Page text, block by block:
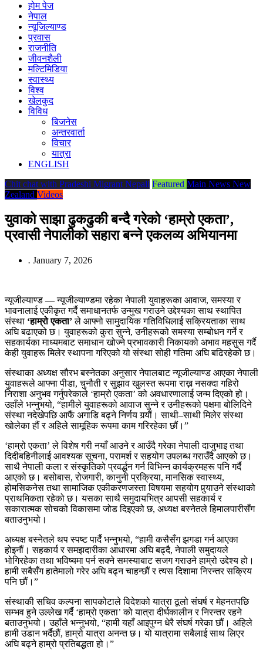
होम पेज
नेपाल
न्यूजिल्याण्ड
प्रवास
राजनीति
जीवनशैली
मल्टिमिडिया
स्वास्थ्य
विश्व
खेलकुद
विविध
बिजनेस
अन्तरवार्ता
विचार
यात्रा
ENGLISH
Chit chat with Pradeshi Migrant Nepali Featured Main News New
Zealand Videos
युवाको साझा ढुकढुकी बन्दै गरेको ‘हाम्रो एकता’,
प्रवासी नेपालीको सहारा बन्ने एकलव्य अभियानमा
. January 7, 2026
न्यूजील्याण्ड — न्यूजील्याण्डमा रहेका नेपाली युवाहरूका आवाज, समस्या र
भावनालाई एकीकृत गर्दै समाधानतर्फ उन्मुख गराउने उद्देश्यका साथ स्थापित
संस्था ‘हाम्रो एकता’ले आफ्नो सामुदायिक गतिविधिलाई सक्रियताका साथ
अघि बढाएको छ। युवाहरूको कुरा सुन्ने, उनीहरूको समस्या सम्बोधन गर्ने र
सहकार्यका माध्यमबाट समाधान खोज्ने प्रभावकारी निकायको अभाव महसुस गर्दै
केही युवाहरू मिलेर स्थापना गरिएको यो संस्था सोही गतिमा अघि बढिरहेको छ।
संस्थाका अध्यक्ष सौरभ बस्नेतका अनुसार नेपालबाट न्यूजील्याण्ड आएका नेपाली
युवाहरूले आफ्ना पीडा, चुनौती र सुझाव खुलस्त रूपमा राख्न नसक्दा गहिरो
निराशा अनुभव गर्नुपरेकाले ‘हाम्रो एकता’ को अवधारणालाई जन्म दिएको हो।
उहाँले भन्नुभयो, “हामीले युवाहरूको आवाज सुन्ने र उनीहरूको पक्षमा बोलिदिने
संस्था नदेखेपछि आफैं अगाडि बढ्ने निर्णय गर्‍यौं। साथी–साथी मिलेर संस्था
खोलेका हौं र अहिले सामूहिक रूपमा काम गरिरहेका छौं।”
‘हाम्रो एकता’ ले विशेष गरी नयाँ आउने र आउँदै गरेका नेपाली दाजुभाइ तथा
दिदीबहिनीलाई आवश्यक सूचना, परामर्श र सहयोग उपलब्ध गराउँदै आएको छ।
साथै नेपाली कला र संस्कृतिको प्रवर्द्धन गर्न विभिन्न कार्यक्रमहरू पनि गर्दै
आएको छ। बसोबास, रोजगारी, कानुनी प्रक्रिया, मानसिक स्वास्थ्य,
होमसिकनेस तथा सामाजिक एकीकरणजस्ता विषयमा सहयोग पुर्‍याउने संस्थाको
प्राथमिकता रहेको छ। यसका साथै समुदायभित्र आपसी सहकार्य र
सकारात्मक सोचको विकासमा जोड दिइएको छ, अध्यक्ष बस्नेतले हिमालपारीसँग
बताउनुभयो।
अध्यक्ष बस्नेतले थप स्पष्ट पार्दै भन्नुभयो, “हामी कसैसँग झगडा गर्न आएका
होइनौं। सहकार्य र समझदारीका आधारमा अघि बढ्दै, नेपाली समुदायले
भोगिरहेका तथा भविष्यमा पर्न सक्ने समस्याबाट सजग गराउने हाम्रो उद्देश्य हो।
हामी सबैसँग हातेमालो गरेर अघि बढ्न चाहन्छौं र त्यस दिशामा निरन्तर सक्रिय
पनि छौं।”
संस्थाकी सचिव कल्पना सापकोटाले विदेशको यात्रा ठूलो संघर्ष र मेहनतपछि
सम्भव हुने उल्लेख गर्दै ‘हाम्रो एकता’ को यात्रा दीर्घकालीन र निरन्तर रहने
बताउनुभयो। उहाँले भन्नुभयो, “हामी यहाँ आइपुग्न धेरै संघर्ष गरेका छौं। अहिले
हामी उडान भर्दैछौं, हाम्रो यात्रा अनन्त छ। यो यात्रामा सबैलाई साथ लिएर
अघि बढ्ने हाम्रो प्रतिबद्धता हो।”